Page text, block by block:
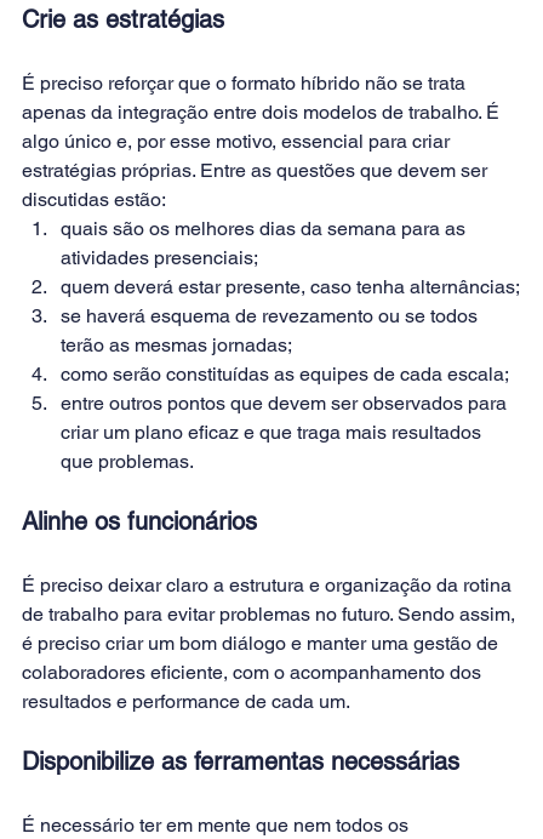
Crie as estratégias
É preciso reforçar que o formato híbrido não se trata
apenas da integração entre dois modelos de trabalho. É
algo único e, por esse motivo, essencial para criar
estratégias próprias. Entre as questões que devem ser
discutidas estão:
quais são os melhores dias da semana para as
atividades presenciais;
quem deverá estar presente, caso tenha alternâncias;
se haverá esquema de revezamento ou se todos
terão as mesmas jornadas;
como serão constituídas as equipes de cada escala;
entre outros pontos que devem ser observados para
criar um plano eficaz e que traga mais resultados
que problemas.
Alinhe os funcionários
É preciso deixar claro a estrutura e organização da rotina
de trabalho para evitar problemas no futuro. Sendo assim,
é preciso criar um bom diálogo e manter uma gestão de
colaboradores eficiente, com o acompanhamento dos
resultados e performance de cada um.
Disponibilize as ferramentas necessárias
É necessário ter em mente que nem todos os